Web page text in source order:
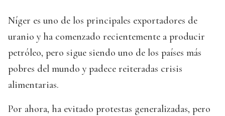
Níger es uno de los principales exportadores de
uranio y ha comenzado recientemente a producir
petróleo, pero sigue siendo uno de los países más
pobres del mundo y padece reiteradas crisis
alimentarias.
Por ahora, ha evitado protestas generalizadas, pero